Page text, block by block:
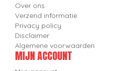
Over ons
Verzend informatie
Privacy policy
Disclaimer
Algemene voorwaarden
MIJN ACCOUNT